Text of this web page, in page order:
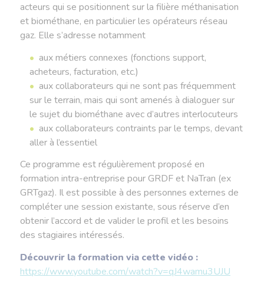
acteurs qui se positionnent sur la filière méthanisation
et biométhane, en particulier les opérateurs réseau
gaz. Elle s’adresse notamment
aux métiers connexes (fonctions support,
acheteurs, facturation, etc.)
aux collaborateurs qui ne sont pas fréquemment
sur le terrain, mais qui sont amenés à dialoguer sur
le sujet du biométhane avec d’autres interlocuteurs
aux collaborateurs contraints par le temps, devant
aller à l’essentiel
Ce programme est régulièrement proposé en
formation intra-entreprise pour GRDF et NaTran (ex
GRTgaz). Il est possible à des personnes externes de
compléter une session existante, sous réserve d’en
obtenir l’accord et de valider le profil et les besoins
des stagiaires intéressés.
Découvrir la formation via cette vidéo :
https://www.youtube.com/watch?v=qJ4wamu3UJU